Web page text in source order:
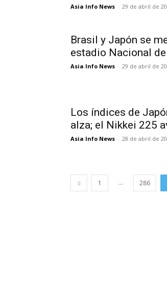
Asia Info News - 29 de abril de
Brasil y Japón se
estadio Nacional
Asia Info News - 29 de abril de
Los índices de
alza; el Nikkei 225
Asia Info News - 28 de abril de
1 ... 286